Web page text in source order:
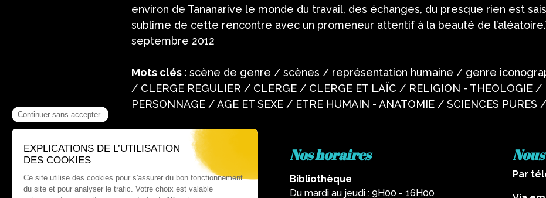
environ de Tananarive le monde du travail, des échanges, du presque rien est
sublime de cette rencontre avec un promeneur attentif à la beauté de
septembre 2012
Mots clés : scène de genre / scènes / représentation humaine / genre
/ CLERGE REGULIER / CLERGE / CLERGE ET LAÏC / RELIGION - THEOLOGIE
PERSONNAGE / AGE ET SEXE / ETRE HUMAIN - ANATOMIE / SCIENCES PURES /
Où nous trouver ?
60 rue Victor Le Vigoureux,
97410 Saint Pierre
Nos horaires
Bibliothèque
Du mardi au jeudi : 9H00 - 16H00
Par